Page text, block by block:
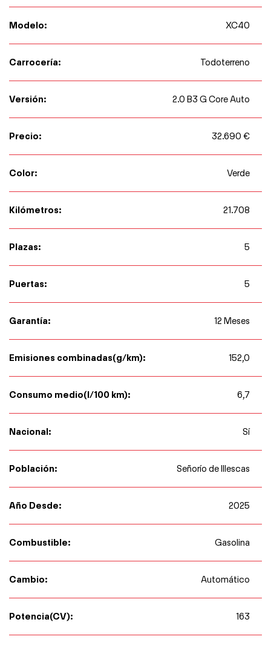
Modelo: XC40
Carrocería: Todoterreno
Versión: 2.0 B3 G Core Auto
Precio: 32.690 €
Color: Verde
Kilómetros: 21.708
Plazas: 5
Puertas: 5
Garantía: 12 Meses
Emisiones combinadas(g/km): 152,0
Consumo medio(l/100 km): 6,7
Nacional: Sí
Población: Señorío de Illescas
Año Desde: 2025
Combustible: Gasolina
Cambio: Automático
Potencia(CV): 163